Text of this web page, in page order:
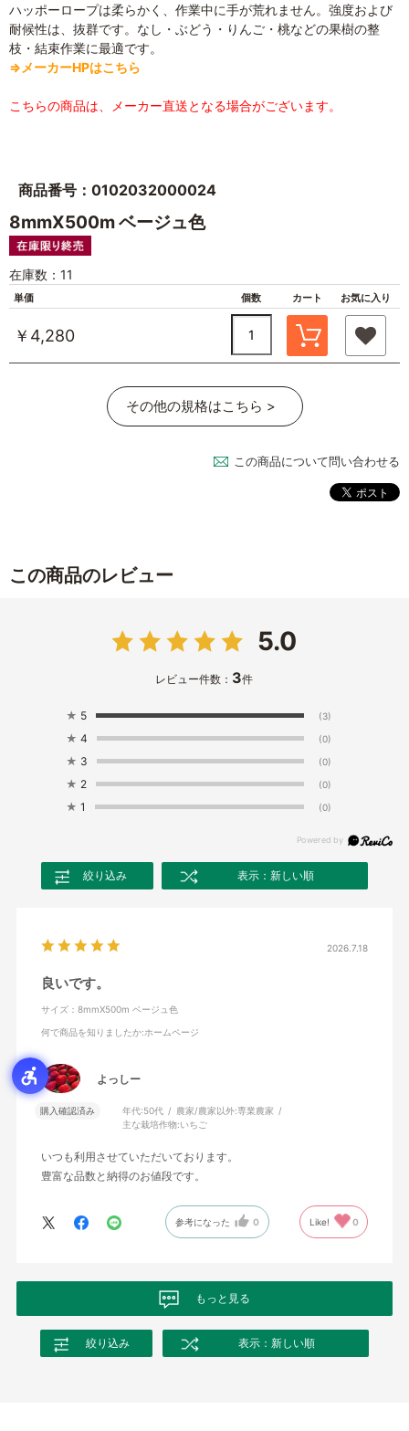
ハッポーロープは柔らかく、作業中に手が荒れません。強度および
耐候性は、抜群です。なし・ぶどう・りんご・桃などの果樹の整
枝・結束作業に最適です。
⇒メーカーHPはこちら
こちらの商品は、メーカー直送となる場合がございます。
商品番号：0102032000024
8mmX500m ベージュ色
在庫数：11
単価 個数 カート お気に入り
￥4,280
その他の規格はこちら >
この商品について問い合わせる
この商品のレビュー
5.0
レビュー件数： 3件
★ 5 (3)
★ 4 (0)
★ 3 (0)
★ 2 (0)
★ 1 (0)
絞り込み 表示：新しい順
2026.7.18
良いです。
サイズ：8mmX500m ベージュ色
何で商品を知りましたか:ホームページ
よっしー
購入確認済み 年代:50代 農家/農家以外:専業農家
主な栽培作物:いちご
いつも利用させていただいております。
豊富な品数と納得のお値段です。
参考になった 0 Like! 0
もっと見る
絞り込み 表示：新しい順